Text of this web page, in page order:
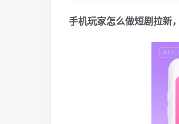
手机玩家怎么做短剧拉新